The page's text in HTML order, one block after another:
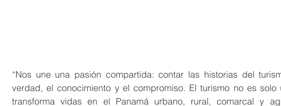
“Nos une una pasión compartida: contar las historias del
verdad, el conocimiento y el compromiso. El turismo no es
transforma vidas en el Panamá urbano, rural, comarcal y